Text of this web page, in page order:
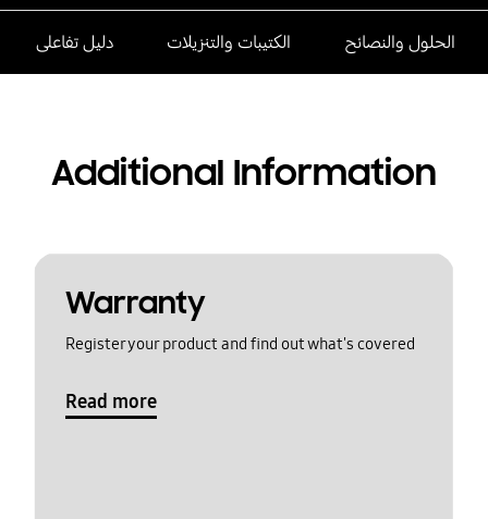
الحلول والنصائح الكتيبات والتنزيلات دليل تفاعلى
Additional Information
Warranty
Register your product and find out what's covered
Read more